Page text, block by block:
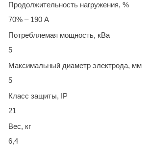
Продолжительность нагружения, %
70% – 190 А
Потребляемая мощность, кВа
5
Максимальный диаметр электрода, мм
5
Класс защиты, IP
21
Вес, кг
6,4